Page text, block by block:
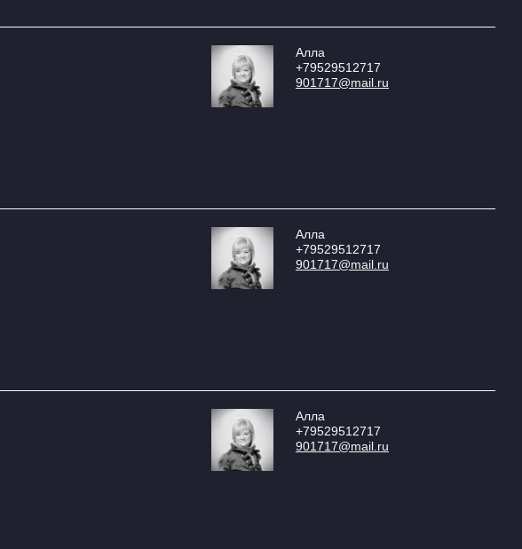
Алла
+79529512717
901717@mail.ru
Алла
+79529512717
901717@mail.ru
Алла
+79529512717
901717@mail.ru